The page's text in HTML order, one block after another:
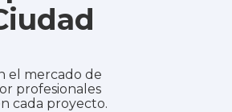
el mercado de
profesionales
cada proyecto.